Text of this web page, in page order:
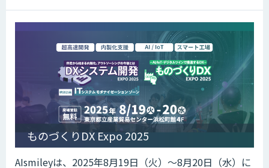
ものづくりDX Expo 2025
AIsmileyは、2025年8月19日（火）～8月20日（水）に